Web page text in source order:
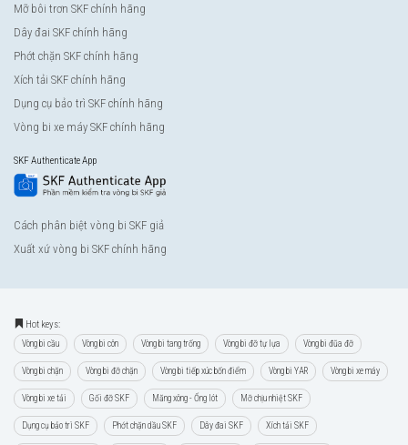
Mỡ bôi trơn SKF chính hãng
Dây đai SKF chính hãng
Phớt chặn SKF chính hãng
Xích tải SKF chính hãng
Dụng cụ bảo trì SKF chính hãng
Vòng bi xe máy SKF chính hãng
SKF Authenticate App
Cách phân biệt vòng bi SKF giả
Xuất xứ vòng bi SKF chính hãng
Hot keys:
Vòng bi cầu Vòng bi côn Vòng bi tang trống Vòng bi đỡ tự lựa Vòng bi đũa đỡ
Vòng bi chặn Vòng bi đỡ chặn Vòng bi tiếp xúc bốn điểm Vòng bi YAR Vòng bi xe máy
Vòng bi xe tải Gối đỡ SKF Măng xông - Ống lót Mỡ chịu nhiệt SKF
Dụng cụ bảo trì SKF Phớt chặn dầu SKF Dây đai SKF Xích tải SKF